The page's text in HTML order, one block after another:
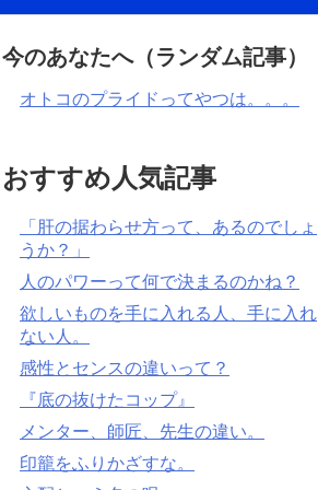
今のあなたへ（ランダム記事）
オトコのプライドってやつは。。。
おすすめ人気記事
「肝の据わらせ方って、あるのでしょ
うか？」
人のパワーって何で決まるのかね？
欲しいものを手に入れる人、手に入れ
ない人。
感性とセンスの違いって？
『底の抜けたコップ』
メンター、師匠、先生の違い。
印籠をふりかざすな。